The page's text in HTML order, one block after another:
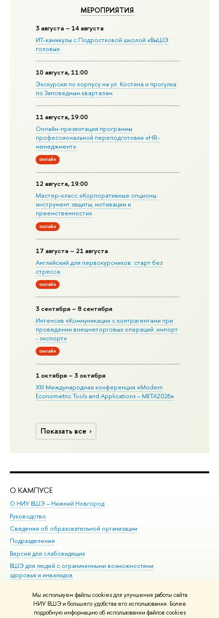
Мы используем файлы cookies для улучшения работы сайта
НИУ ВШЭ и большего удобства его использования. Более
подробную информацию об использовании файлов cookies
МЕРОПРИЯТИЯ
3 августа – 14 августа
ИТ-каникулы с Подростковой школой «ВыШЭ
головы»
10 августа, 11:00
Экскурсия по корпусу на ул. Костина и прогулка
по Заповедным кварталам
11 августа, 19:00
Онлайн-презентация программы
профессиональной переподготовки «HR-
менеджмент»
онлайн
12 августа, 19:00
Мастер-класс «Корпоративные опционы:
инструмент защиты, мотивации и
преемственности»
онлайн
17 августа – 21 августа
Английский для первокурсников: старт без
стресса
онлайн
3 сентября – 8 сентября
Интенсив «Коммуникации с контрагентами при
проведении внешнеторговых операций: импорт
- экспорт»
онлайн
1 октября – 3 октября
XIII Международная конференция «Modern
Econometric Tools and Applications – META2026»
Показать все
О КАМПУСЕ
О НИУ ВШЭ – Нижний Новгород
Руководство
Сведения об образовательной организации
Подразделения
Версия для слабовидящих
ВШЭ для людей с ограниченными возможностями
здоровья и инвалидов